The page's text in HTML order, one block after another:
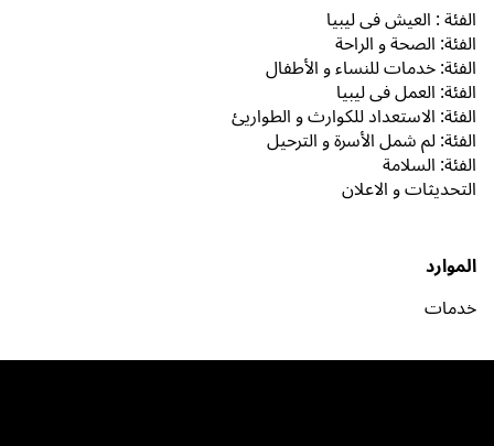
الفئة : العيش في ليبيا
الفئة: الصحة و الراحة
الفئة: خدمات للنساء و الأطفال
الفئة: العمل في ليبيا
الفئة: الاستعداد للكوارث و الطواريئ
الفئة: لم شمل الأسرة و الترحيل
الفئة: السلامة
التحديثات و الاعلان
الموارد
خدمات